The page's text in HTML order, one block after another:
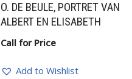
O. DE BEULE, PORTRET VAN
ALBERT EN ELISABETH
Call for Price
Add to Wishlist